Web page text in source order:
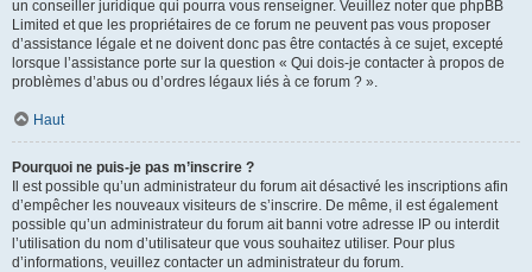
un conseiller juridique qui pourra vous renseigner. Veuillez noter que phpBB
Limited et que les propriétaires de ce forum ne peuvent pas vous proposer
d’assistance légale et ne doivent donc pas être contactés à ce sujet, excepté
lorsque l’assistance porte sur la question « Qui dois-je contacter à propos de
problèmes d’abus ou d’ordres légaux liés à ce forum ? ».
Haut
Pourquoi ne puis-je pas m’inscrire ?
Il est possible qu’un administrateur du forum ait désactivé les inscriptions afin
d’empêcher les nouveaux visiteurs de s’inscrire. De même, il est également
possible qu’un administrateur du forum ait banni votre adresse IP ou interdit
l’utilisation du nom d’utilisateur que vous souhaitez utiliser. Pour plus
d’informations, veuillez contacter un administrateur du forum.